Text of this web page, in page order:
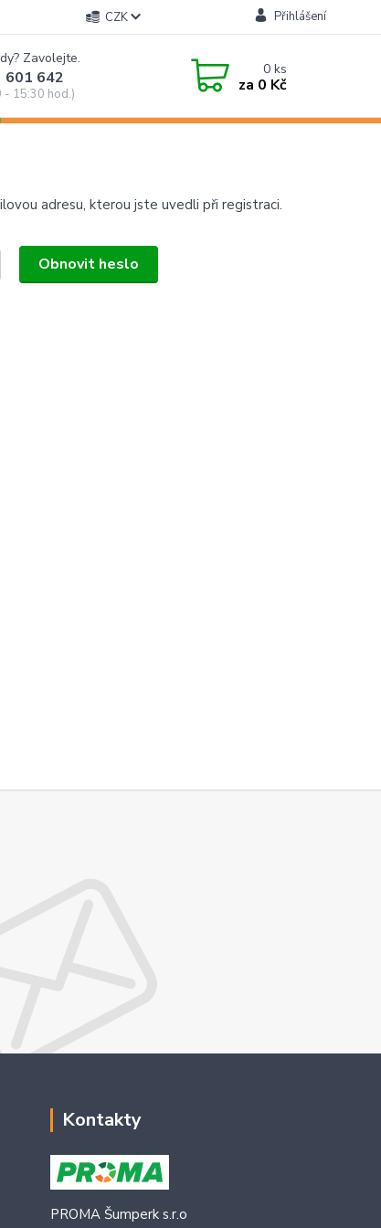
CZK Přihlášení
Zavolejte.
601 642
- 15:30 hod.)
0ks
za 0 Kč
adresu, kterou jste uvedli při registraci.
Obnovit heslo
Kontakty
PROMA Šumperk s.r.o